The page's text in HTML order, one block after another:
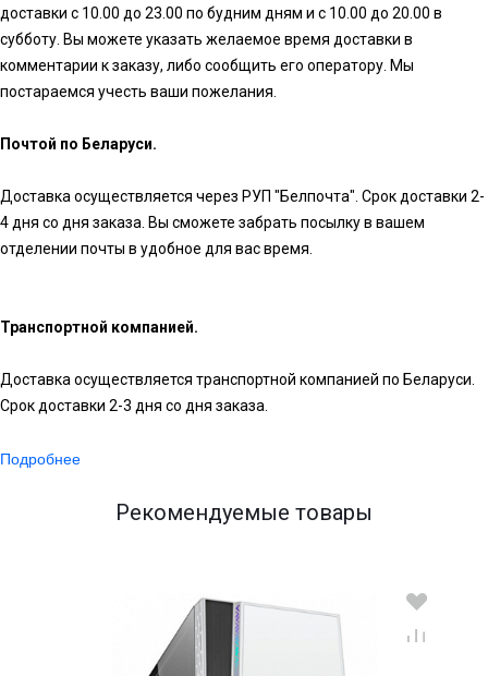
доставки с 10.00 до 23.00 по будним дням и с 10.00 до 20.00 в
субботу. Вы можете указать желаемое время доставки в
комментарии к заказу, либо сообщить его оператору. Мы
постараемся учесть ваши пожелания.
Почтой по Беларуси.
Доставка осуществляется через РУП "Белпочта". Срок доставки 2-
4 дня со дня заказа. Вы сможете забрать посылку в вашем
отделении почты в удобное для вас время.
Транспортной компанией.
Доставка осуществляется транспортной компанией по Беларуси.
Срок доставки 2-3 дня со дня заказа.
Подробнее
Рекомендуемые товары